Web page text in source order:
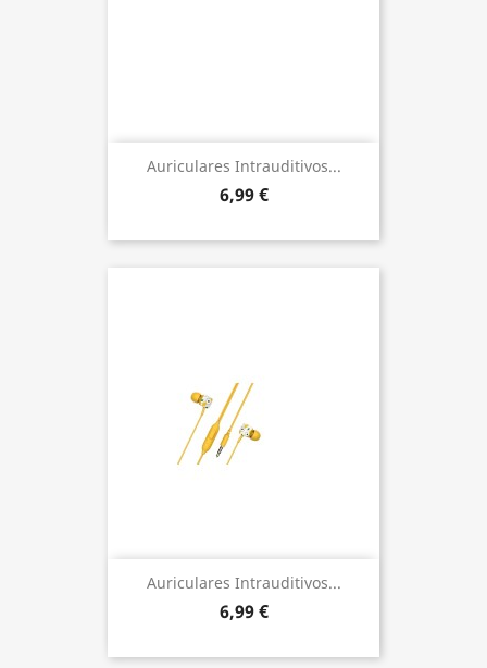
Auriculares Intrauditivos...
6,99 €
Auriculares Intrauditivos...
6,99 €